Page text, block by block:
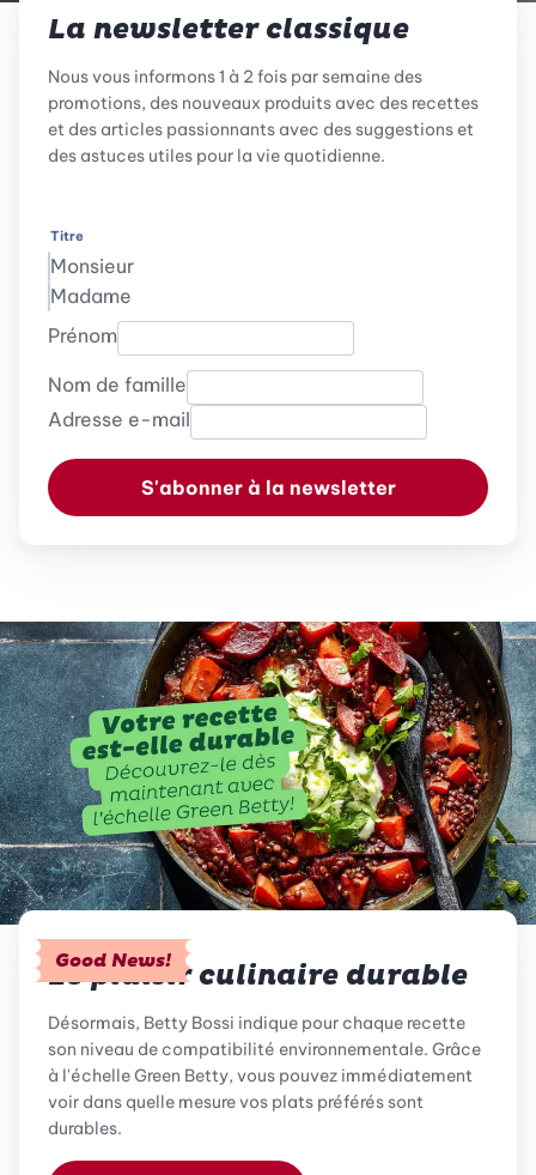
La newsletter classique
Nous vous informons 1 à 2 fois par semaine des
promotions, des nouveaux produits avec des recettes
et des articles passionnants avec des suggestions et
des astuces utiles pour la vie quotidienne.
Titre
Monsieur
Madame
Prénom
Nom de famille
Adresse e-mail
S'abonner à la newsletter
Good News!
Le plaisir culinaire durable
Désormais, Betty Bossi indique pour chaque recette
son niveau de compatibilité environnementale. Grâce
à l'échelle Green Betty, vous pouvez immédiatement
voir dans quelle mesure vos plats préférés sont
durables.